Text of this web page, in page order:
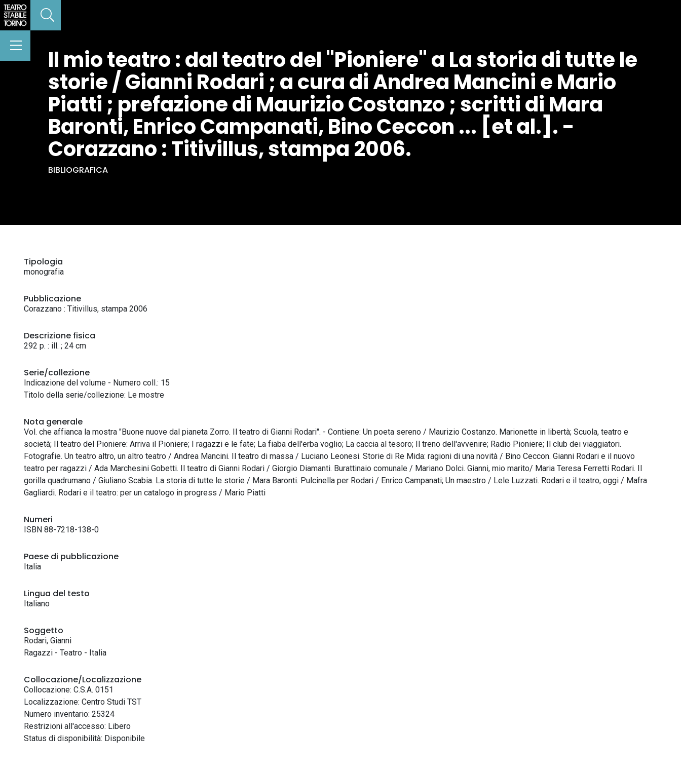
Il mio teatro : dal teatro del "Pioniere" a La storia di tutte le
storie / Gianni Rodari ; a cura di Andrea Mancini e Mario
Piatti ; prefazione di Maurizio Costanzo ; scritti di Mara
Baronti, Enrico Campanati, Bino Ceccon ... [et al.]. -
Corazzano : Titivillus, stampa 2006.
BIBLIOGRAFICA
Tipologia
monografia
Pubblicazione
Corazzano : Titivillus, stampa 2006
Descrizione fisica
292 p. : ill. ; 24 cm
Serie/collezione
Indicazione del volume - Numero coll.: 15
Titolo della serie/collezione: Le mostre
Nota generale
Vol. che affianca la mostra "Buone nuove dal pianeta Zorro. Il teatro di Gianni Rodari". - Contiene: Un poeta sereno / Maurizio Costanzo. Marionette in libertà; Scuola, teatro e
società; Il teatro del Pioniere: Arriva il Pioniere; I ragazzi e le fate; La fiaba dell'erba voglio; La caccia al tesoro; Il treno dell'avvenire; Radio Pioniere; Il club dei viaggiatori.
Fotografie. Un teatro altro, un altro teatro / Andrea Mancini. Il teatro di massa / Luciano Leonesi. Storie di Re Mida: ragioni di una novità / Bino Ceccon. Gianni Rodari e il nuovo
teatro per ragazzi / Ada Marchesini Gobetti. Il teatro di Gianni Rodari / Giorgio Diamanti. Burattinaio comunale / Mariano Dolci. Gianni, mio marito/ Maria Teresa Ferretti Rodari. Il
gorilla quadrumano / Giuliano Scabia. La storia di tutte le storie / Mara Baronti. Pulcinella per Rodari / Enrico Campanati; Un maestro / Lele Luzzati. Rodari e il teatro, oggi / Mafra
Gagliardi. Rodari e il teatro: per un catalogo in progress / Mario Piatti
Numeri
ISBN 88-7218-138-0
Paese di pubblicazione
Italia
Lingua del testo
Italiano
Soggetto
Rodari, Gianni
Ragazzi - Teatro - Italia
Collocazione/Localizzazione
Collocazione: C.S.A. 0151
Localizzazione: Centro Studi TST
Numero inventario: 25324
Restrizioni all'accesso: Libero
Status di disponibilità: Disponibile